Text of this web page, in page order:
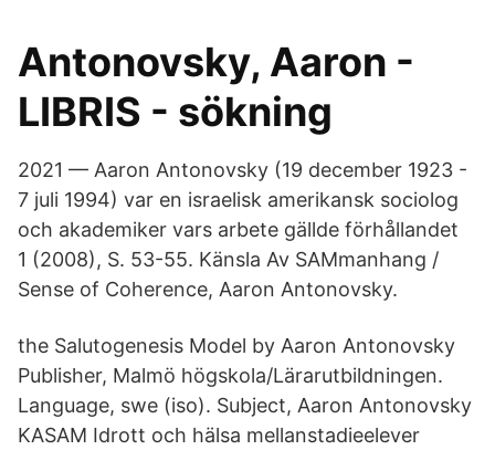
Antonovsky, Aaron -
LIBRIS - sökning
2021 — Aaron Antonovsky (19 december 1923 -
7 juli 1994) var en israelisk amerikansk sociolog
och akademiker vars arbete gällde förhållandet
1 (2008), S. 53-55. Känsla Av SAMmanhang /
Sense of Coherence, Aaron Antonovsky.
the Salutogenesis Model by Aaron Antonovsky
Publisher, Malmö högskola/Lärarutbildningen.
Language, swe (iso). Subject, Aaron Antonovsky
KASAM Idrott och hälsa mellanstadieelever